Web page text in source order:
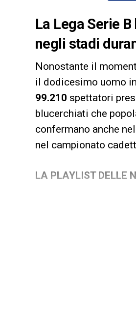
La Lega Serie
negli stadi
Nonostante il
il dodicesimo uomo
99.210 spettatori
blucerchiati che
confermano anche
nel campionato
LA PLAYLIST DELLE